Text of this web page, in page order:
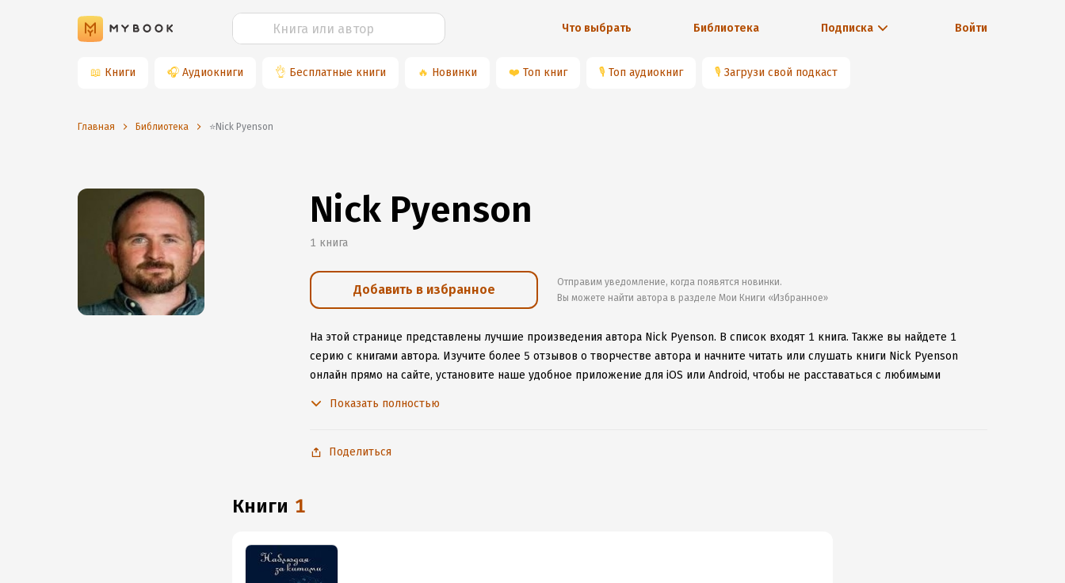
Что выбрать Библиотека Подписка Войти
📖 Книги 🎧 Аудиокниги 👌 Бесплатные книги 🔥 Новинки ❤️ Топ книг 🎙 Топ аудиокниг 🎙 Загрузи свой подкаст
Главная Библиотека ⭐️Nick Pyenson
Nick Pyenson
1 книга
Добавить в избранное
Отправим уведомление, когда появятся новинки.
Вы можете найти автора в разделе Мои Книги «Избранное»
На этой странице представлены лучшие произведения автора Nick Pyenson. В список входят 1 книга. Также вы найдете 1
серию с книгами автора. Изучите более 5 отзывов о творчестве автора и начните читать или слушать книги Nick Pyenson
онлайн прямо на сайте, установите наше удобное приложение для iOS или Android, чтобы не расставаться с любимыми
Показать полностью
Поделиться
книги 1